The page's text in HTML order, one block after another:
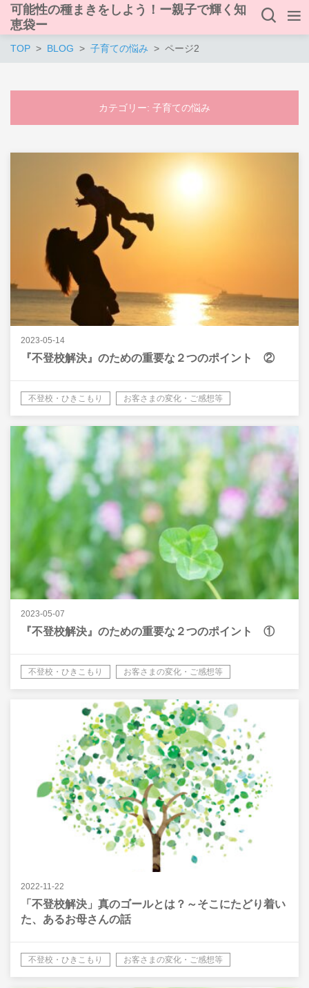
可能性の種まきをしよう！ー親子で輝く知
恵袋ー
TOP BLOG 子育ての悩み ページ2
カテゴリー: 子育ての悩み
2023-05-14
『不登校解決』のための重要な２つのポイント ②
不登校・ひきこもり お客さまの変化・ご感想等
2023-05-07
『不登校解決』のための重要な２つのポイント ①
不登校・ひきこもり お客さまの変化・ご感想等
2022-11-22
「不登校解決」真のゴールとは？～そこにたどり着い
た、あるお母さんの話
不登校・ひきこもり お客さまの変化・ご感想等